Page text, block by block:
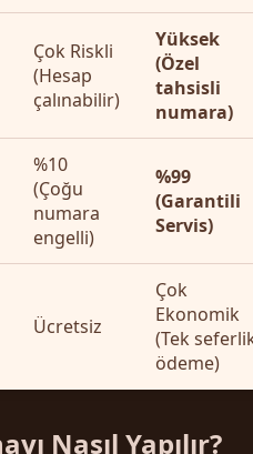
Çok Riskli
(Hesap
çalınabilir)
Yüksek
(Özel
tahsisli
numara)
%10
(Çoğu
numara
engelli)
%99
(Garantili
Servis)
Ücretsiz
Çok
Ekonomik
(Tek
ödeme)
Nasıl Yapılır?